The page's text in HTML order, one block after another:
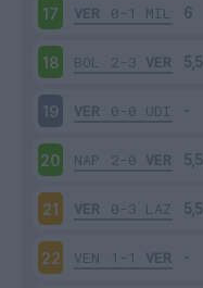
17 VER 0-1 MIL
18 BOL 2-3 VER
19 VER 0-0 UDI
20 NAP 2-0 VER
21 VER 0-3 LAZ
22 VEN 1-1 VER